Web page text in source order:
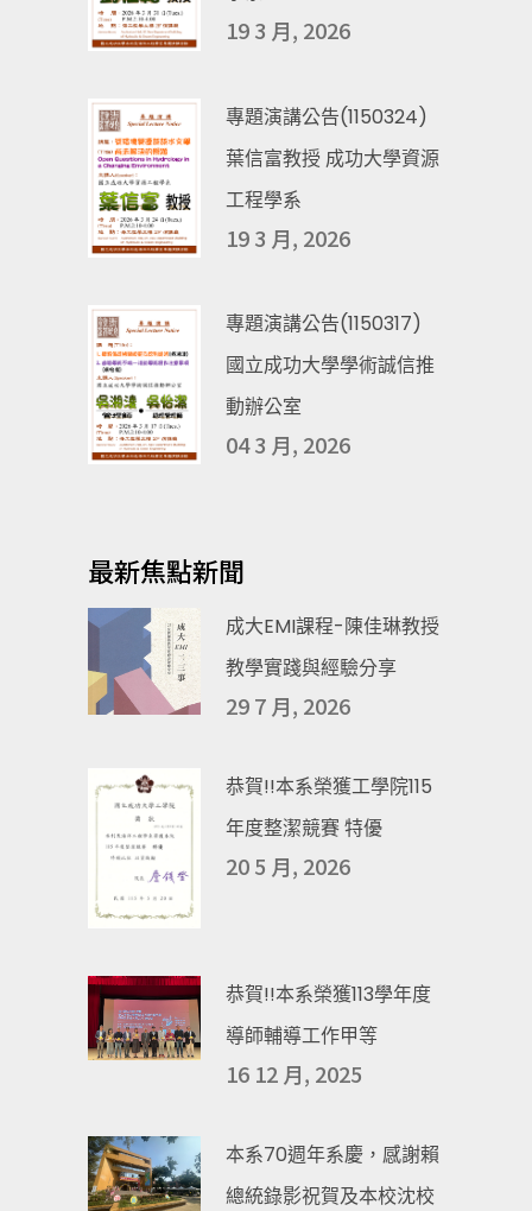
19 3 月, 2026
專題演講公告(1150324)
葉信富教授 成功大學資源
工程學系
19 3 月, 2026
專題演講公告(1150317)
國立成功大學學術誠信推
動辦公室
04 3 月, 2026
最新焦點新聞
成大EMI課程-陳佳琳教授
教學實踐與經驗分享
29 7 月, 2026
恭賀!!本系榮獲工學院115
年度整潔競賽 特優
20 5 月, 2026
恭賀!!本系榮獲113學年度
導師輔導工作甲等
16 12 月, 2025
本系70週年系慶，感謝賴
總統錄影祝賀及本校沈校